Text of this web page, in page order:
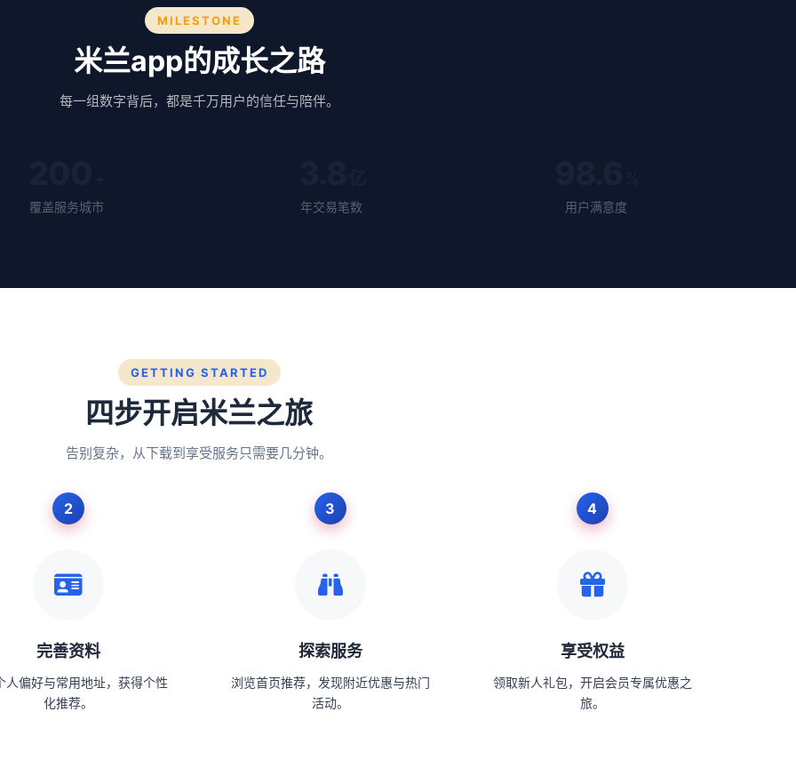
MILESTONE
米兰app的成长之路
每一组数字背后，都是千万用户的信任与陪伴。
覆盖服务城市 年交易笔数 用户满意度
GETTING STARTED
四步开启米兰之旅
告别复杂，从下载到享受服务只需要几分钟。
完善资料
人偏好与常用地址，获得个性
化推荐。
探索服务
浏览首页推荐，发现附近优惠与热门
活动。
享受权益
领取新人礼包，开启会员专属优惠之
旅。